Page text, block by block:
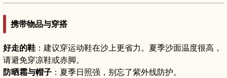
携带物品与穿搭
好走的鞋 ：建议穿运动鞋在沙上更省力。夏季沙面温度很高，
请避免穿凉鞋或赤脚。
防晒霜与帽子 ：夏季日照强，别忘了紫外线防护。